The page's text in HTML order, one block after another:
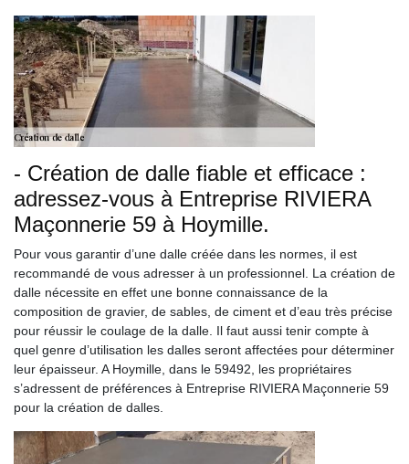
- Création de dalle fiable et efficace :
adressez-vous à Entreprise RIVIERA
Maçonnerie 59 à Hoymille.
Pour vous garantir d’une dalle créée dans les normes, il est
recommandé de vous adresser à un professionnel. La création de
dalle nécessite en effet une bonne connaissance de la
composition de gravier, de sables, de ciment et d’eau très précise
pour réussir le coulage de la dalle. Il faut aussi tenir compte à
quel genre d’utilisation les dalles seront affectées pour déterminer
leur épaisseur. A Hoymille, dans le 59492, les propriétaires
s’adressent de préférences à Entreprise RIVIERA Maçonnerie 59
pour la création de dalles.